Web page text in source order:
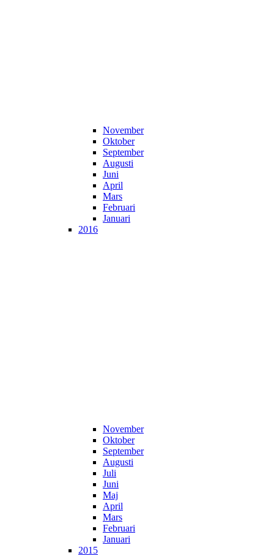
November
Oktober
September
Augusti
Juni
April
Mars
Februari
Januari
2016
November
Oktober
September
Augusti
Juli
Juni
Maj
April
Mars
Februari
Januari
2015